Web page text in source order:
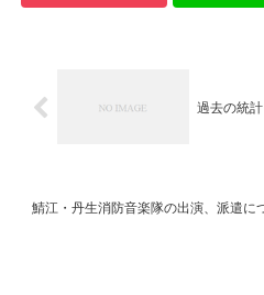
過去の統計
鯖江・丹生消防音楽隊の出演、派遣に